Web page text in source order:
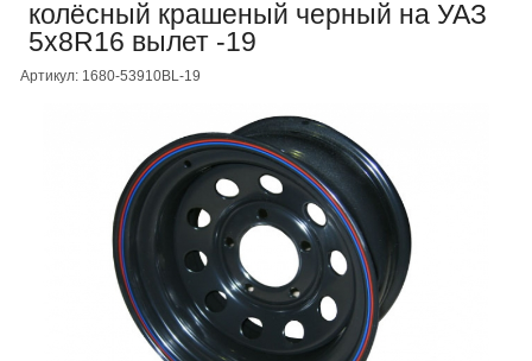
колёсный крашеный черный на УАЗ
5x8R16 вылет -19
Артикул: 1680-53910BL-19